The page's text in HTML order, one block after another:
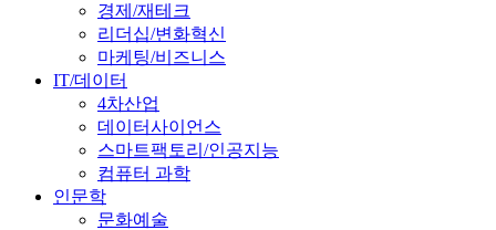
경제/재테크
리더십/변화혁신
마케팅/비즈니스
IT/데이터
4차산업
데이터사이언스
스마트팩토리/인공지능
컴퓨터 과학
인문학
문화예술